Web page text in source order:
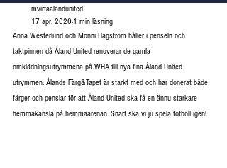
mvirtaalandunited
17 apr. 2020 1 min läsning
Anna Westerlund och Monni Hagström håller i penseln och
taktpinnen då Åland United renoverar de gamla
omklädningsutrymmena på WHA till nya fina Åland United
utrymmen. Ålands Färg&Tapet är starkt med och har donerat både
färger och penslar för att Åland United ska få en ännu starkare
hemmakänsla på hemmaarenan. Snart ska vi ju spela fotboll igen!